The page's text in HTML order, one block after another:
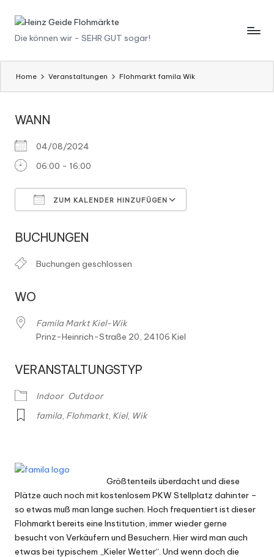
Skip
H
ei
n
G
ei
d
e
F
l
o
h
m
ä
k
e
Die können wir - SEHR GUT sogar!
Home Veranstaltungen Flohmarkt famila Wik
WANN
04/08/2024
06:00 - 16:00
ZUM KALENDER HINZUFÜGEN
BUCHUNGEN
Buchungen geschlossen
WO
Famila Markt Kiel-Wik
Prinz-Heinrich-Straße 20, 24106 Kiel
VERANSTALTUNGSTYP
Indoor Outdoor
famila, Flohmarkt, Kiel, Wik
Größtenteils überdacht und diese
Plätze auch noch mit kostenlosem PKW Stellplatz dahinter –
so etwas muß man lange suchen. Hoch frequentiert ist dieser
Flohmarkt bereits eine Institution, immer wieder gerne
besucht von Verkäufern und Besuchern. Hier wird man auch
etwas bei typischem „Kieler Wetter“. Und wenn doch die